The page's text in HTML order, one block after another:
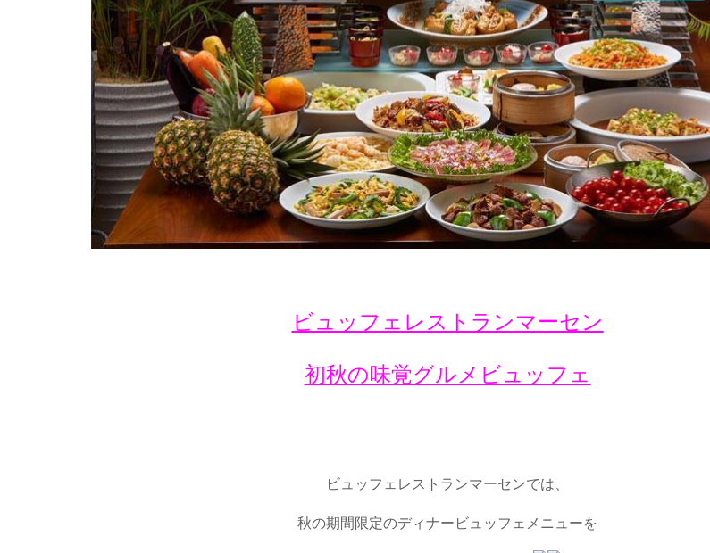
ビュッフェレストランマーセン
初秋の味覚グルメビュッフェ
ビュッフェレストランマーセンでは、
秋の期間限定のディナービュッフェメニューを